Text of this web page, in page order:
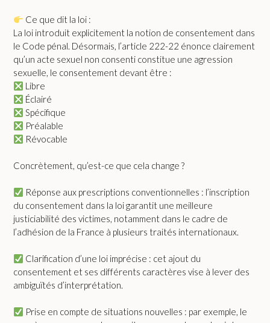
Ce que dit la loi :
La loi introduit explicitement la notion de consentement dans
le Code pénal. Désormais, l’article 222-22 énonce clairement
qu’un acte sexuel non consenti constitue une agression
sexuelle, le consentement devant être :
Libre
Éclairé
Spécifique
Préalable
Révocable
Concrètement, qu’est-ce que cela change ?
Réponse aux prescriptions conventionnelles : l’inscription
du consentement dans la loi garantit une meilleure
justiciabilité des victimes, notamment dans le cadre de
l’adhésion de la France à plusieurs traités internationaux.
Clarification d’une loi imprécise : cet ajout du
consentement et ses différents caractères vise à lever des
ambiguïtés d’interprétation.
Prise en compte de situations nouvelles : par exemple, le